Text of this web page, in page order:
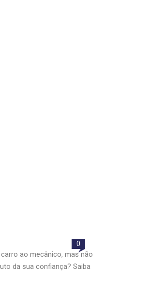
0
ao mecânico, mas não
da sua confiança? Saiba